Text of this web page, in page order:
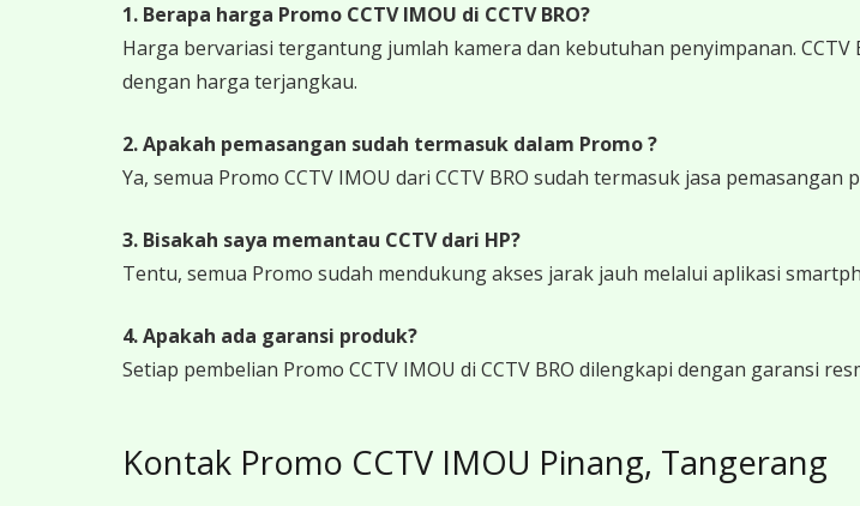
1. Berapa harga Promo CCTV IMOU di CCTV BRO?
Harga bervariasi tergantung jumlah kamera dan kebutuhan penyimpanan.
dengan harga terjangkau.
2. Apakah pemasangan sudah termasuk dalam Promo ?
Ya, semua Promo CCTV IMOU dari CCTV BRO sudah termasuk jasa pemasangan
3. Bisakah saya memantau CCTV dari HP?
Tentu, semua Promo sudah mendukung akses jarak jauh melalui aplikasi
4. Apakah ada garansi produk?
Setiap pembelian Promo CCTV IMOU di CCTV BRO dilengkapi dengan garansi
Kontak Promo CCTV IMOU Pinang, Tangerang